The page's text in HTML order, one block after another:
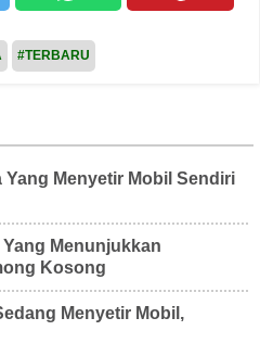
#TERBARU
Menyetir Mobil Sendiri
Menunjukkan
Kosong
Menyetir Mobil,